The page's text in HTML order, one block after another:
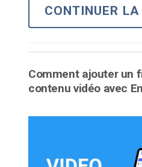
CONTINUER LA
Comment ajouter un
contenu vidéo avec